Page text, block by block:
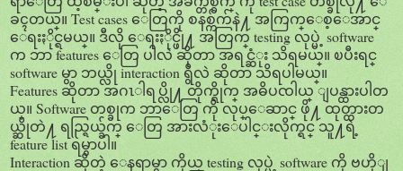
ခၚတယ္။ Test cases ေတြကို စနစ္က်က်နဲ႔ အကြက္ေစ့ေအာင္
ေရးႏိုင္ရမယ္။ ဒီလို ေရးႏိုင္ဖို႔ အတြက္ testing လုပ္မဲ့ software
က ဘာ features ေတြ ပါလဲ ဆိုတာ အရင္ဆံုး သိရမယ္။ ၿပီးရင္
software မွာ ဘယ္လို interaction ရွိလဲ ဆိုတာ သိရပါမယ္။
Features ဆိုတာ အဂၤါရပ္လို႔ တိုက္ရိုက္ အဓိပၸါယ္ ျပန္ထားပါတ
ယ္။ Software တစ္ခုက ဘာေတြ ကို လုပ္ေဆာင္ ဖို႔ ထုတ္ထားတ
ယ္ဆိုတဲ႔ ရည္ရြယ္ခ်က္ ေတြ အားလံုးေပါင္းလိုက္ရင္ သူ႔ရဲ့
feature list ရမွာပါ။
Interaction ဆိုတဲ့ ေနရာမွာ ကိုယ္ testing လုပ္မဲ့ software ကို ဗဟိုျ